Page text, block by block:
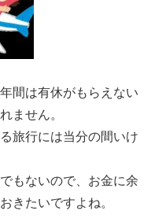
間は有休がもらえない
ません。
旅行には当分の間いけ
もないので、お金に余
きたいですよね。